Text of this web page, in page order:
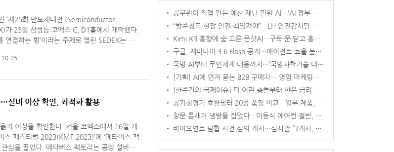
‘제25회 반도체대전 (Semiconductor
가 25일 삼성동 코엑스 C, D1홀에서 개막했다.
연결하는 힘‘이라는 주제로 열린 SEDEX는 메
설비 이상 확인, 최적화 활용
한다. 서울 코엑스에서 16일 개
스 페스티벌 2023(KMF 2023)’에 ‘메타버스 팩
스 팩토리는 공정 설비와
공무원이 직접 만든 예산·재난·민원 AI…‘AI 정부 실험실’ 첫 성과
“발주청도 현장 안전 책임져야”…LH 안전감시단 법제화 논의 본격화
Kimi K3 흥행에 숨 고른 문샷AI…구독 문 닫고 홍콩 상장 준비 속도
구글, 제미나이 3.6 Flash 공개…에이전트 효율 높였다
국방 AI부터 무인체계 대응까지…‘국방과학기술 대제전’ 개막
[기획] AI에 먼저 묻는 B2B 구매자… 영업·마케팅도 ‘카탈로그’에서 ‘AEO’로
[한주간의 국제이슈] 미·이란 충돌부터 한은 금리 인상까지, 이번 주 글로벌 변수 총집합
공기청정기 호환필터 20종 품질 비교…일부 제품, 정품 대비 제거성능 떨어져
창문 틈새가 냉방을 잡았다…이동식 에어컨 절반, 기본 구성으론 ‘버거운 24도’
바이오연료 담합 사건 심의 개시…심사관 “7개사, 11년간 입찰·물량 배분”